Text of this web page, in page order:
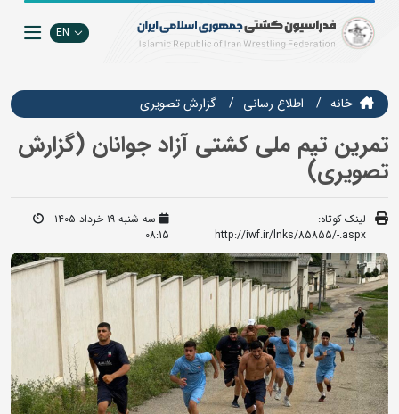
EN
خانه اطلاع رسانی گزارش تصويري
تمرین تیم ملی کشتی آزاد جوانان (گزارش
تصویری)
لینک کوتاه:
http://iwf.ir/lnks/85855/-.aspx
سه شنبه ۱۹ خرداد ۱۴۰۵
08:15